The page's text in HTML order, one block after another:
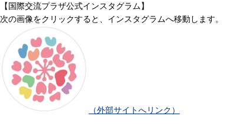
【国際交流プラザ公式インスタグラム】
次の画像をクリックすると、インスタグラムへ移動します。
（外部サイトへリンク）